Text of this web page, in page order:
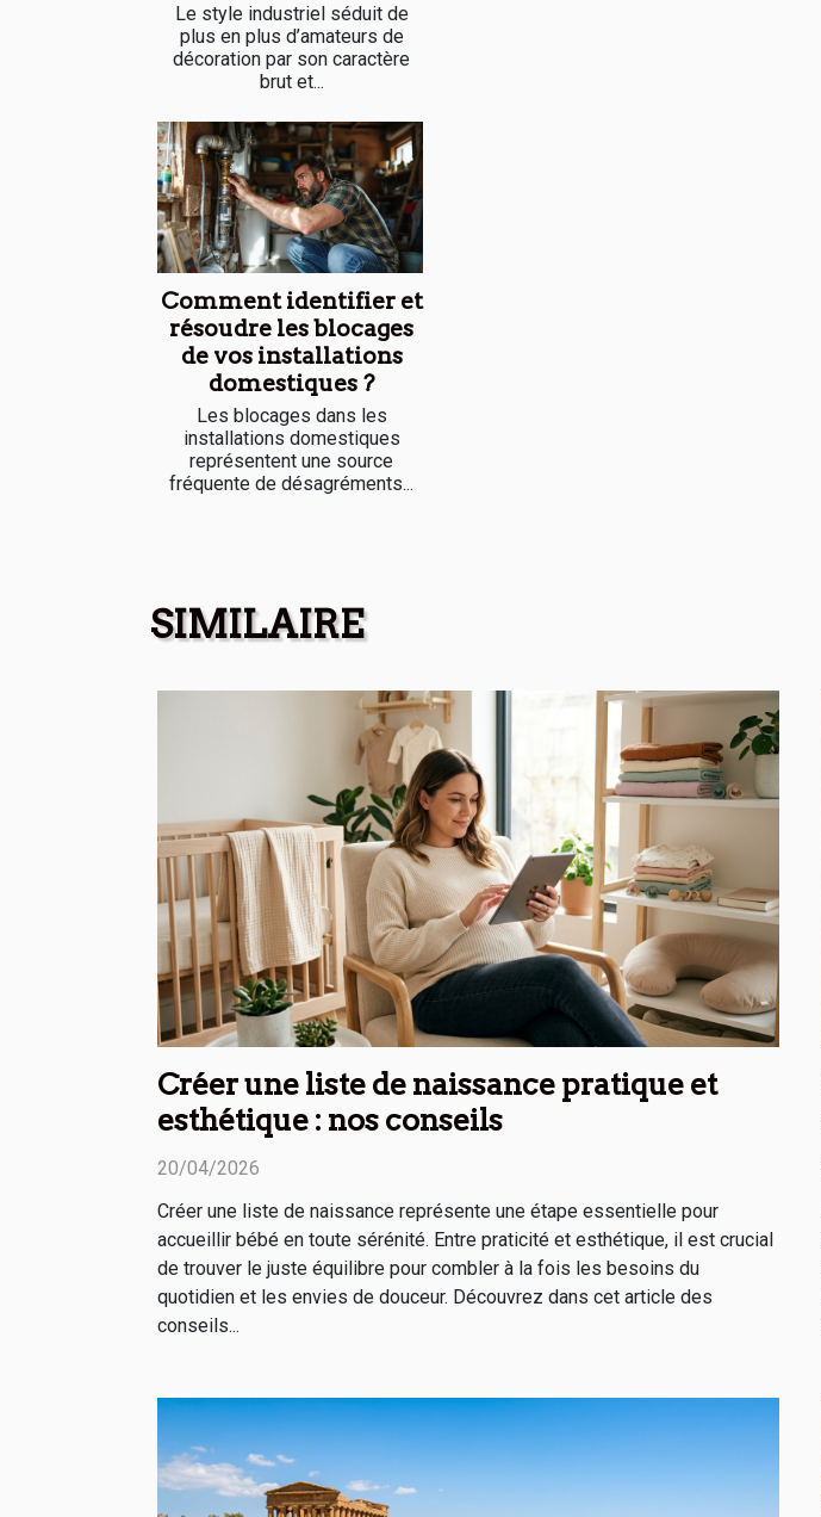
Le style industriel séduit de
plus en plus d’amateurs de
décoration par son caractère
brut et...
Comment identifier et
résoudre les blocages
de vos installations
domestiques ?
Les blocages dans les
installations domestiques
représentent une source
fréquente de désagréments...
SIMILAIRE
Créer une liste de naissance pratique et
esthétique : nos conseils
20/04/2026
Créer une liste de naissance représente une étape essentielle pour
accueillir bébé en toute sérénité. Entre praticité et esthétique, il est crucial
de trouver le juste équilibre pour combler à la fois les besoins du
quotidien et les envies de douceur. Découvrez dans cet article des
conseils...